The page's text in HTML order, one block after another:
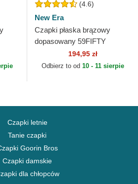
(4.6)
New Era
Czapki płaska brązowy
dopasowany 59FIFTY
Authentic On Field San Diego
Padres MLB New Era
194,95 zł
Odbierz to od 10 - 11 sierpie
Czapki letnie
Tanie czapki
Goorin Bros
Czapki damskie
dla chłopców